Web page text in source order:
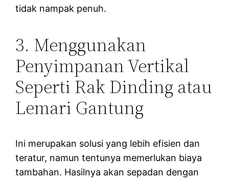
tidak nampak penuh.
3. Menggunakan
Penyimpanan Vertikal
Seperti Rak Dinding atau
Lemari Gantung
Ini merupakan solusi yang lebih efisien dan
teratur, namun tentunya memerlukan biaya
tambahan. Hasilnya akan sepadan dengan